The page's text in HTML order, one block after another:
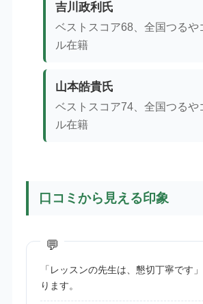
吉川政利氏
ベストスコア68、全国つるや
ル在籍
山本皓貴氏
ベストスコア74、全国つるや
ル在籍
口コミから見える印象
「レッスンの先生は、懇切丁寧です
ります。